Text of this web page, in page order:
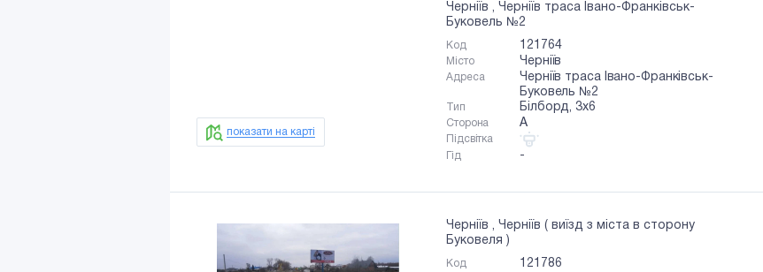
показати на карті
Черніїв , Черніїв траса Івано-Франківськ-
Буковель №2
Код 121764
Місто Черніїв
Адреса
Черніїв траса Івано-Франківськ-
Буковель №2
Тип Білборд, 3х6
Сторона A
Підсвітка
Гід
-
Черніїв , Черніїв ( виїзд з міста в сторону
Буковеля )
Код 121786